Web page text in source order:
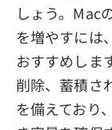
しょう。Mac
を増やすには
おすすめしま
削除、蓄積さ
を備えており